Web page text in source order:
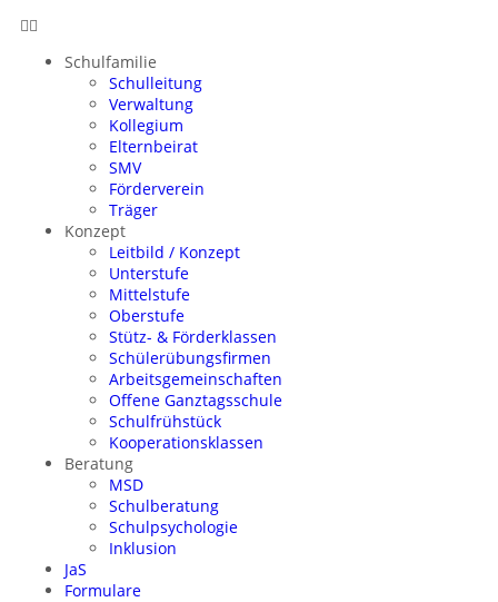
Schulfamilie
Schulleitung
Verwaltung
Kollegium
Elternbeirat
SMV
Förderverein
Träger
Konzept
Leitbild / Konzept
Unterstufe
Mittelstufe
Oberstufe
Stütz- & Förderklassen
Schülerübungsfirmen
Arbeitsgemeinschaften
Offene Ganztagsschule
Schulfrühstück
Kooperationsklassen
Beratung
MSD
Schulberatung
Schulpsychologie
Inklusion
JaS
Formulare